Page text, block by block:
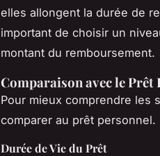
elles allongent la durée de
important de choisir un
montant du remboursement.
Comparaison avec le Prêt
Pour mieux comprendre les
comparer au prêt personnel.
Durée de Vie du Prêt